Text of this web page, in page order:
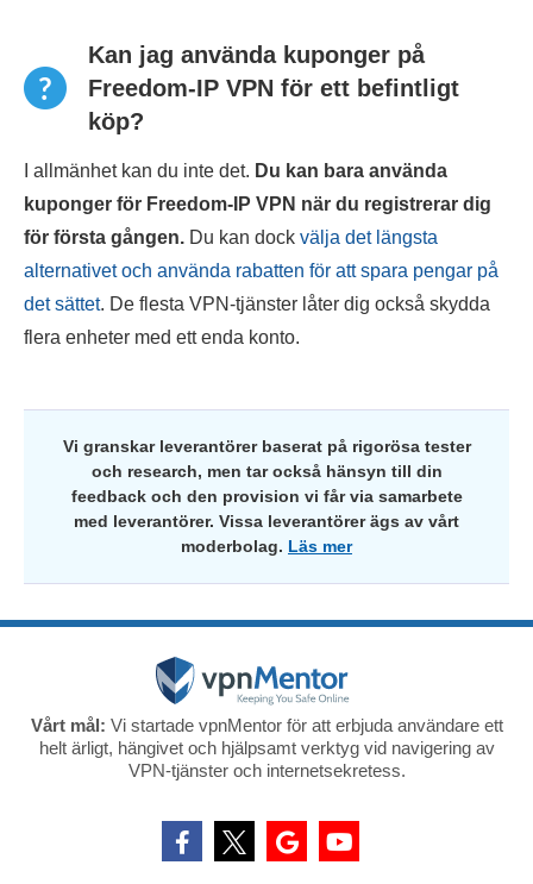
Kan jag använda kuponger på
Freedom-IP VPN för ett befintligt
köp?
I allmänhet kan du inte det. Du kan bara använda
kuponger för Freedom-IP VPN när du registrerar dig
för första gången. Du kan dock välja det längsta
alternativet och använda rabatten för att spara pengar på
det sättet. De flesta VPN-tjänster låter dig också skydda
flera enheter med ett enda konto.
Vi granskar leverantörer baserat på rigorösa tester
och research, men tar också hänsyn till din
feedback och den provision vi får via samarbete
med leverantörer. Vissa leverantörer ägs av vårt
moderbolag. Läs mer
Vårt mål: Vi startade vpnMentor för att erbjuda användare ett
helt ärligt, hängivet och hjälpsamt verktyg vid navigering av
VPN-tjänster och internetsekretess.